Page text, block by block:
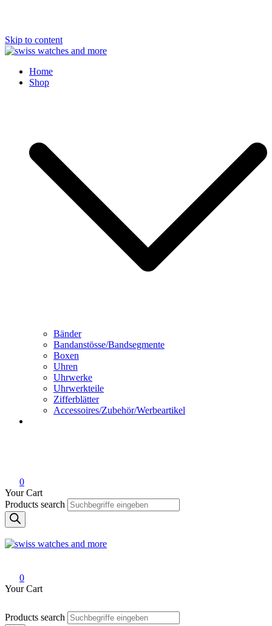
Skip to content
Swiss Watches and More
Home
Shop
Bänder
Bandanstösse/Bandsegmente
Boxen
Uhren
Uhrwerke
Uhrwerkteile
Zifferblätter
Accessoires/Zubehör/Werbeartikel
0
Your Cart
Products search
0
Your Cart
Products search